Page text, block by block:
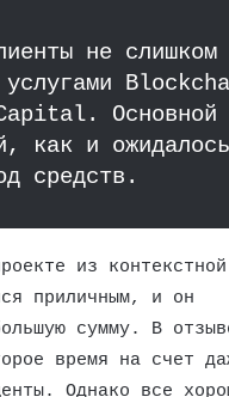
не слишком
услугами
Основной
как и
средств.
из
приличным, и он
сумму. В
время на счет
Однако все